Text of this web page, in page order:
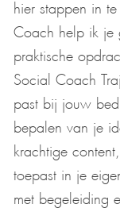
hier stappen in
Coach help ik je
praktische
Social Coach
past bij jouw
bepalen van je
krachtige
toepast in je
met begeleiding